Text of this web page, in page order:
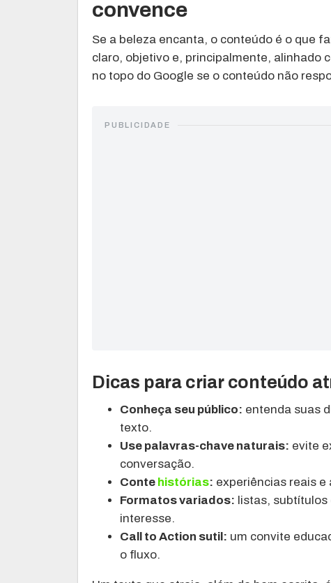
convence
Se a beleza encanta, o conteúdo é o que
claro, objetivo e, principalmente, alinhado
no topo do Google se o conteúdo não
PUBLICIDADE
Dicas para criar conteúdo
Conheça seu público: entenda suas
texto.
Use palavras-chave naturais: evite
conversação.
Conte histórias: experiências reais
Formatos variados: listas,
interesse.
Call to Action sutil: um convite
o fluxo.